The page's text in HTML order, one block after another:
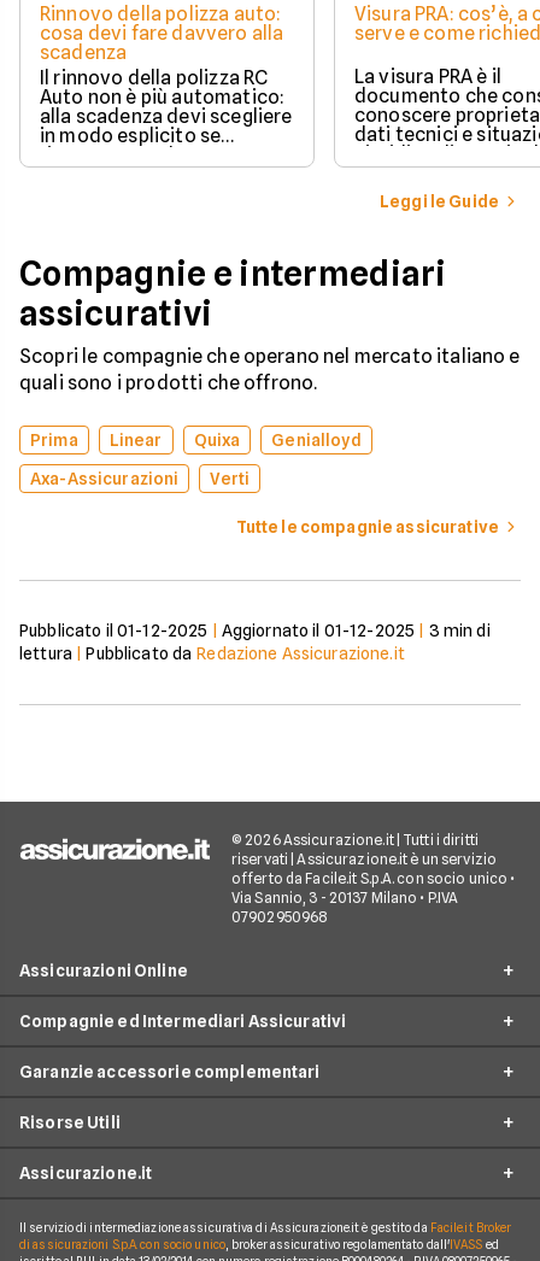
Rinnovo della polizza auto:
cosa devi fare davvero alla
scadenza
Il rinnovo della polizza RC
Auto non è più automatico:
alla scadenza devi scegliere
in modo esplicito se
rinnovare con la stessa
compagnia o stipulare un
Visura PRA: cos’è, a
serve e come
La visura PRA è il
documento che
conoscere
dati tecnici e
giuridica di un
iscritto al Pubblico
Automobilistico.
Leggi le Guide
Compagnie e intermediari
assicurativi
Scopri le compagnie che operano nel mercato italiano e
quali sono i prodotti che offrono.
Prima Linear Quixa
Genialloyd
Axa-Assicurazioni
Verti
Tutte le compagnie assicurative
Pubblicato il 01-12-2025 Aggiornato il 01-12-2025 3 min di
lettura |Pubblicato da Redazione Assicurazione.it
© 2026 Assicurazione.it | Tutti i diritti
riservati | Assicurazione.it è un servizio
offerto da Facile.it S.p.A. con socio unico •
Via Sannio, 3 - 20137 Milano • P.IVA
07902950968
Assicurazioni Online
RC Auto
RC Moto
Assicurazione Ciclomotore
Assicurazione Casa
Compagnie ed Intermediari Assicurativi
Allianz Direct
Prima.it
Linear
Garanzie accessorie complementari
Infortuni conducente
Tutela legale
Risorse Utili
Guide
Assicurazione.it
Chi Siamo
Il servizio di intermediazione assicurativa di Assicurazione.it è gestito da Facile.it Broker
di assicurazioni S.p.A. con socio unico, broker assicurativo regolamentato dall' IVASS ed